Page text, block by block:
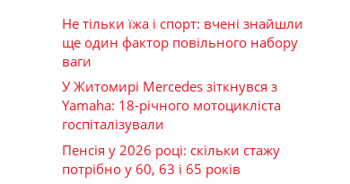
Не тільки їжа і спорт: вчені знайшли
ще один фактор повільного набору
ваги
У Житомирі Mercedes зіткнувся з
Yamaha: 18-річного мотоцикліста
госпіталізували
Пенсія у 2026 році: скільки стажу
потрібно у 60, 63 і 65 років